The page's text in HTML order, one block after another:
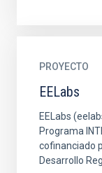
PROYECTO
EELabs
EELabs
Programa
cofinanciado
Desarrollo